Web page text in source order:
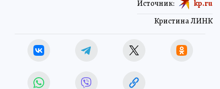
Кристина ЛИНК
Источник: kp.ru